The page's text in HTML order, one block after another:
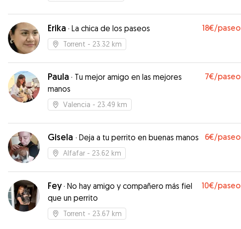
Erika · La chica de los paseos 18€/paseo
Torrent - 23.32 km
Paula · Tu mejor amigo en las mejores
manos
7€/paseo
Valencia - 23.49 km
Gisela · Deja a tu perrito en buenas manos 6€/paseo
Alfafar - 23.62 km
Fey· No hay amigo y compañero más fiel
que un perrito
10€/paseo
Torrent - 23.67 km